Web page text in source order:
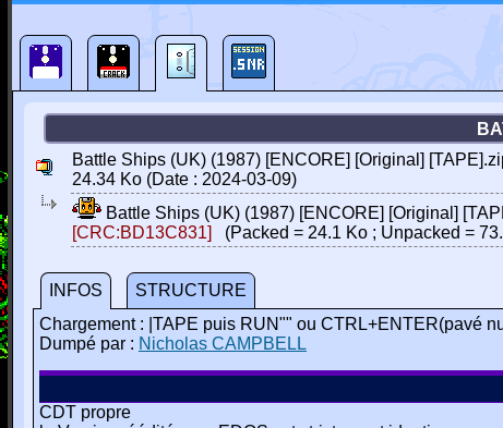
Battle Ships (UK) (1987) [ENCORE] [Original]
24.34 Ko (Date : 2024-03-09)
Battle Ships (UK) (1987) [ENCORE] [Original]
[CRC:BD13C831]
(Packed = 24.1 Ko ; Unpacked =
INFOS
STRUCTURE
Chargement : |TAPE puis RUN"" ou CTRL+ENTER(pavé
Dumpé par : Nicholas CAMPBELL
CDT propre